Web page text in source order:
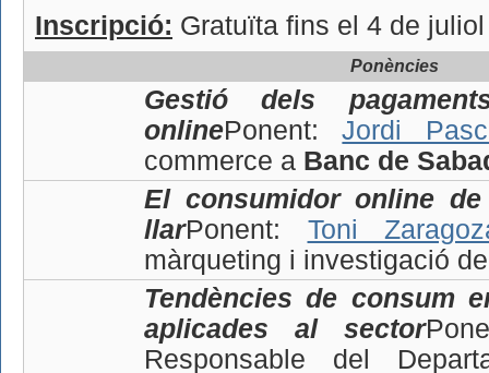
Inscripció: Gratuïta fins el 4 de
Ponències
Gestió dels
onlinePonent:Jordi
commerce a Banc de
El consumidor online
llarPonent: Toni
màrqueting i investigació
Tendències de consum
aplicades al sector
Responsable del